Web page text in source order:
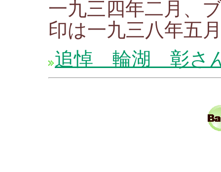
一九三四年二月、
印は一九三八年五
追悼 輪湖 彰さ